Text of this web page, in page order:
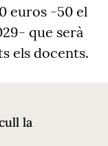
euros -50 el
que serà
els docents.
la